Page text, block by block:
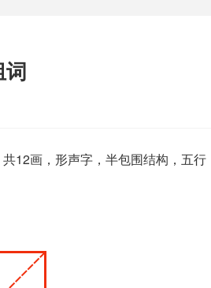
词
12画，形声字，半包围结构，五行